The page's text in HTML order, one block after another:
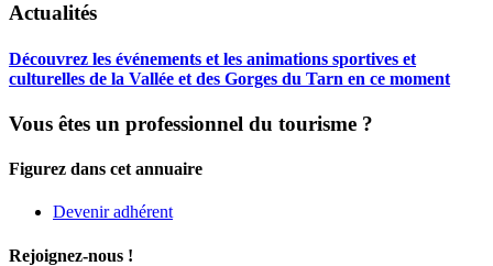
Actualités
Découvrez les événements et les animations sportives et
culturelles de la Vallée et des Gorges du Tarn en ce moment
Vous êtes un professionnel du tourisme ?
Figurez dans cet annuaire
Devenir adhérent
Rejoignez-nous !